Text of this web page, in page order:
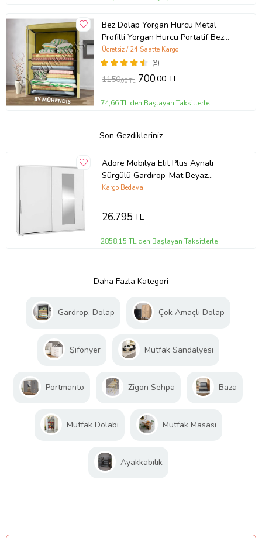
Bez Dolap Yorgan Hurcu Metal
Profilli Yorgan Hurcu Portatif Bez
Dolap Çelik Profilli Gri Renk (Bej)
(8)
Ücretsiz / 24 Saatte Kargo
1150,00 TL 700,00 TL
74,66 TL'den Başlayan Taksitlerle
Son Gezdikleriniz
Adore Mobilya Elit Plus Aynalı
Sürgülü Gardırop-Mat Beyaz
210x207x60 cm (GxYxD)
Kargo Bedava
26.795TL
2858,15 TL'den Başlayan Taksitlerle
Daha Fazla Kategori
Gardrop, Dolap Çok Amaçlı Dolap
Şifonyer Mutfak Sandalyesi
Portmanto Zigon Sehpa Baza
Mutfak Dolabı Mutfak Masası
Ayakkabılık